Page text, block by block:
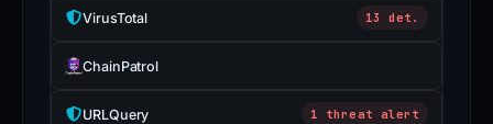
VirusTotal 13 det.
ChainPatrol
URLQuery 1 threat alert